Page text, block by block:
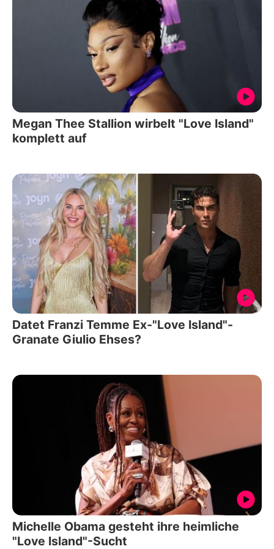
Megan Thee Stallion wirbelt "Love Island"
komplett auf
Datet Franzi Temme Ex-"Love Island"-
Granate Giulio Ehses?
Michelle Obama gesteht ihre heimliche
"Love Island"-Sucht